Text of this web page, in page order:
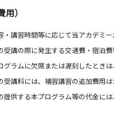
用）
・講習時間等に応じて当アカデミ
受講の際に発生する交通費・宿泊
グラムに欠席または遅刻したとき
受講料には、補習講習の追加費用
提供する本プログラム等の代金に